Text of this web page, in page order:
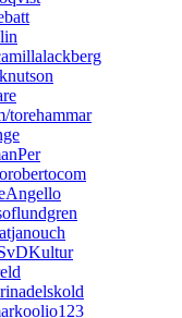
torehammar